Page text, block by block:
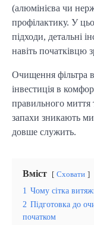
(алюмінієва чи
профілактику. У
підходи, детальні
навіть початківцю
Очищення фільтра
інвестиція в
правильного миття
запахи зникають
довше служить.
Вміст Сховати
1 Чому сітка
2 Підготовка до
початком